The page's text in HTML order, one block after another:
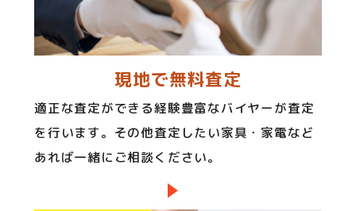
現地で無料査定
適正な査定ができる経験豊富なバイヤーが査定
を行います。その他査定したい家具・家電など
あれば一緒にご相談ください。